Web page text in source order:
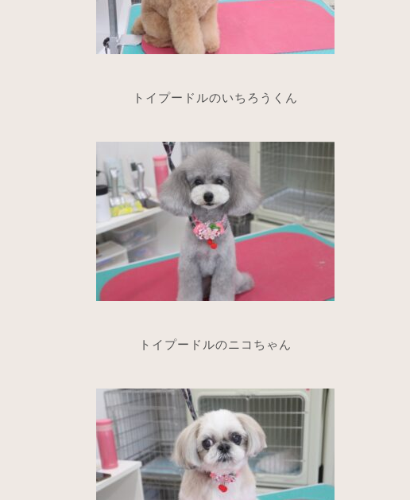
トイプードルのいちろうくん
トイプードルのニコちゃん